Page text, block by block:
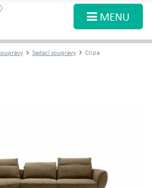
MENU
Sedací soupravy Clizia